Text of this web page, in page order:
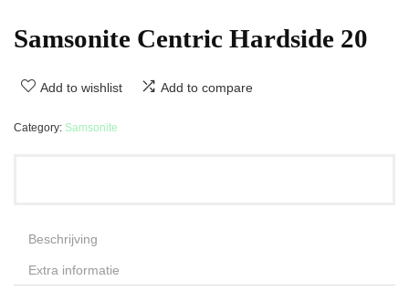
Samsonite Centric Hardside 20
Add to wishlist Add to compare
Category: Samsonite
Beschrijving
Extra informatie